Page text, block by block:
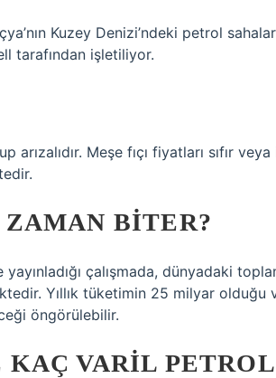
Kuzey Denizi’ndeki petrol
tarafından işletiliyor.
arızalıdır. Meşe fıçı fiyatları sıfır
ZAMAN BITER?
yayınladığı çalışmada, dünyadaki
Yıllık tüketimin 25 milyar olduğu
öngörülebilir.
VARIL